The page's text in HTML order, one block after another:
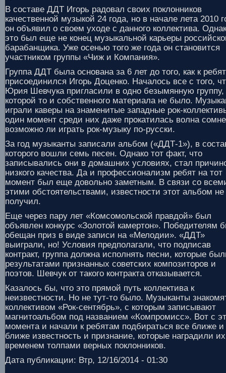
В составе ДДТ Игорь радовал своих поклонников
качественной музыкой 24 года, но в начале лета 2010
он объявил о своем уходе с данного коллектива.
это был еще не конец музыкальной карьеры
барабанщика. Уже осенью того же года он становится
участником группы «Чиж и Компания».
Группа ДДТ была основана за 6 лет до того, как к
присоединился Игорь Доценко. Началось все с того,
Юрия Шевчука пригласили в одно безымянную группу,
которой то и собственного материала не было.
играли каверы на знаменитые западные рок-
один момент среди них даже прокатилась волна
возможно ли играть рок-музыку по-русски.
За год музыканты записали альбом («ДДТ-1»), в
которого вошли семь песен. Однако тот факт, что
записывались они в домашних условиях, стал
низкого качества. Да и профессионализм ребят на тот
момент был еще довольно заметным. В связи со
этими обстоятельствами, известности этот альбом не
получил.
Еще через пару лет «Комсомольской правдой» был
объявлен конкурс «Золотой камертон». Победителям
обещан приз в виде записи на «Мелодии». «ДДТ»
выиграли, но! Условия предполагали, что подписав
контракт, группа должна исполнять песни, которые
результатами признанных советских композиторов и
поэтов. Шевчук от такого контракта отказывается.
Казалось бы, что это прямой путь коллектива к
неизвестности. Но не тут-то было. Музыканты
коллективом «Рок-сентябрь», с которым записывают
магнитоальбом под названием «Компромисс». Вот с
момента и начали к ребятам подбираться все ближе и
ближе известность и признание, которые наградили
временем толпами верных поклонников.
Дата публикации: Втр, 12/16/2014 - 01:30